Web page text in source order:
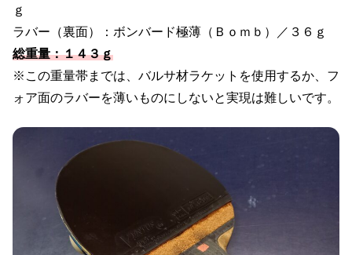
ｇ
ラバー（裏面）：ボンバード極薄（Ｂｏｍｂ）／３６ｇ
総重量：１４３ｇ
※この重量帯までは、バルサ材ラケットを使用するか、フ
ォア面のラバーを薄いものにしないと実現は難しいです。